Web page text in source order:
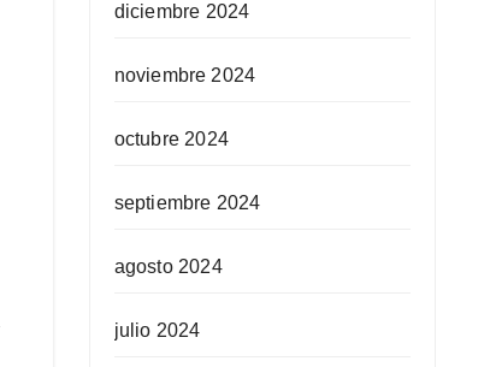
diciembre 2024
noviembre 2024
octubre 2024
septiembre 2024
agosto 2024
julio 2024